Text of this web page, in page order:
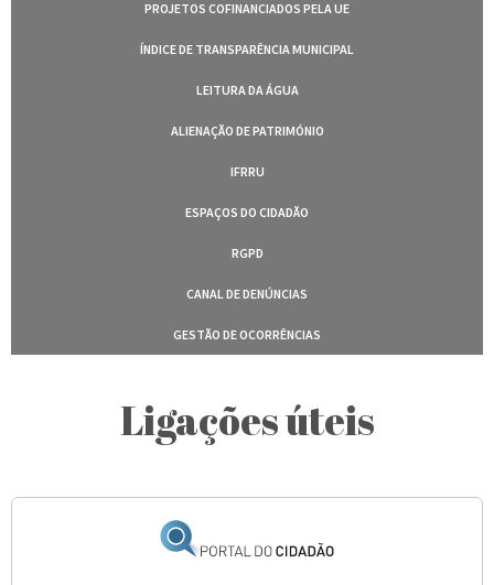
PROJETOS COFINANCIADOS PELA UE
ÍNDICE DE TRANSPARÊNCIA MUNICIPAL
LEITURA DA ÁGUA
ALIENAÇÃO DE PATRIMÓNIO
IFRRU
ESPAÇOS DO CIDADÃO
RGPD
CANAL DE DENÚNCIAS
GESTÃO DE OCORRÊNCIAS
Ligações úteis